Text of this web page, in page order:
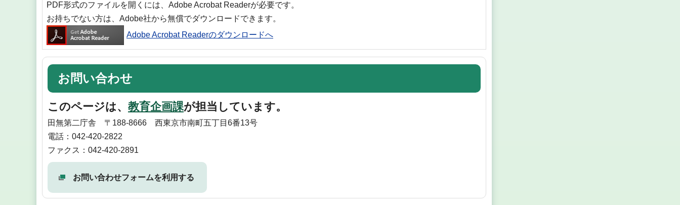
PDF形式のファイルを開くには、Adobe Acrobat Readerが必要です。
お持ちでない方は、Adobe社から無償でダウンロードできます。
Adobe Acrobat Readerのダウンロードへ
お問い合わせ
このページは、 教育企画課が担当しています。
田無第二庁舎 〒188-8666 西東京市南町五丁目6番13号
電話：042-420-2822
ファクス：042-420-2891
お問い合わせフォームを利用する